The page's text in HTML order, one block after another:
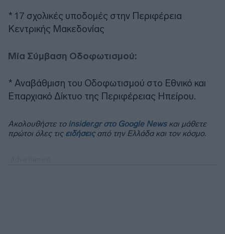
* 17 σχολικές υποδομές στην Περιφέρεια
Κεντρικής Μακεδονίας
Μία Σύμβαση Οδοφωτισμού:
* Αναβάθμιση του Οδοφωτισμού στο Εθνικό και
Επαρχιακό Δίκτυο της Περιφέρειας Ηπείρου.
Ακολουθήστε το insider.gr στο Google Newsκαι μάθετε
πρώτοι όλες τις ειδήσειςαπό την Ελλάδα και τον κόσμο.